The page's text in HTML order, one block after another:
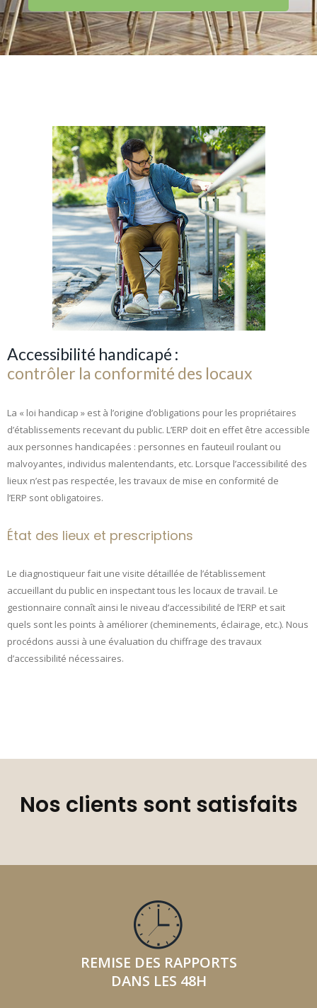
Accessibilité handicapé :
contrôler la conformité des locaux
La « loi handicap » est à l’origine d’obligations pour les propriétaires
d’établissements recevant du public. L’ERP doit en effet être accessible
aux personnes handicapées : personnes en fauteuil roulant ou
malvoyantes, individus malentendants, etc. Lorsque l’accessibilité des
lieux n’est pas respectée, les travaux de mise en conformité de
l’ERP sont obligatoires.
État des lieux et prescriptions
Le diagnostiqueur fait une visite détaillée de l’établissement
accueillant du public en inspectant tous les locaux de travail. Le
gestionnaire connaît ainsi le niveau d’accessibilité de l’ERP et sait
quels sont les points à améliorer (cheminements, éclairage, etc.). Nous
procédons aussi à une évaluation du chiffrage des travaux
d’accessibilité nécessaires.
Nos clients sont satisfaits
REMISE DES RAPPORTS
DANS LES 48H